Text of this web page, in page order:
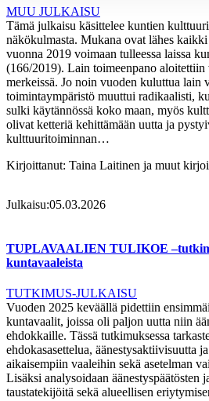
MUU JULKAISU
Tämä julkaisu käsittelee kuntien
näkökulmasta. Mukana ovat lähes kaikki
vuonna 2019 voimaan tulleessa laissa
(166/2019). Lain toimeenpano aloitettiin
merkeissä. Jo noin vuoden kuluttua lain
toimintaympäristö muuttui radikaalisti,
sulki käytännössä koko maan, myös
olivat ketteriä kehittämään uutta ja
kulttuuritoiminnan…
Kirjoittanut: Taina Laitinen ja muut
Julkaisu:05.03.2026
TUPLAVAALIEN TULIKOE
kuntavaaleista
TUTKIMUS-JULKAISU
Vuoden 2025 keväällä pidettiin
kuntavaalit, joissa oli paljon uutta niin
ehdokkaille. Tässä tutkimuksessa
ehdokasasettelua, äänestysaktiivisuutta
aikaisempiin vaaleihin sekä asetelman
Lisäksi analysoidaan äänestyspäätösten
taustatekijöitä sekä alueellisen